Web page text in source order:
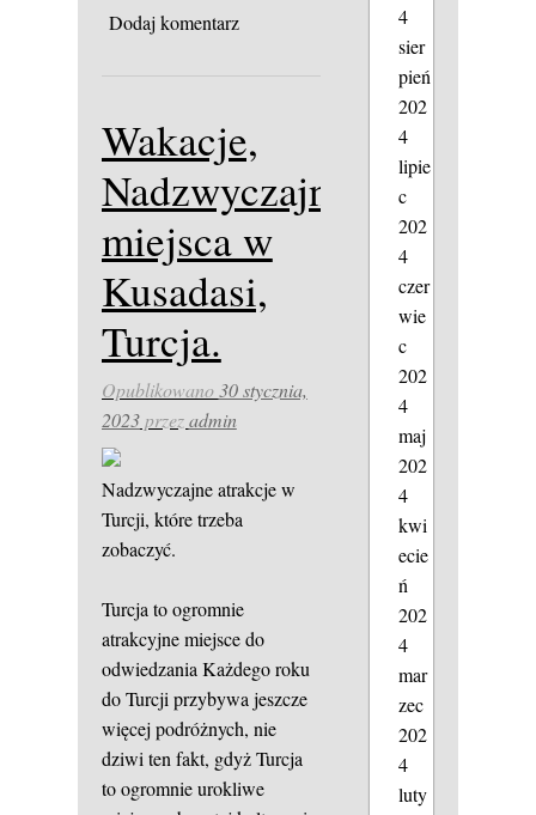
Dodaj komentarz
Wakacje,
Nadzwyczajne
miejsca w
Kusadasi,
Turcja.
Opublikowano30 stycznia,
2023przezadmin
Nadzwyczajne atrakcje w
Turcji, które trzeba
zobaczyć.
Turcja to ogromnie
atrakcyjne miejsce do
odwiedzania Każdego roku
do Turcji przybywa jeszcze
więcej podróżnych, nie
dziwi ten fakt, gdyż Turcja
to ogromnie urokliwe
4
sier
pień
202
4
lipie
c
202
4
czer
wie
c
202
4
maj
202
4
kwi
ecie
ń
202
4
mar
zec
202
4
luty